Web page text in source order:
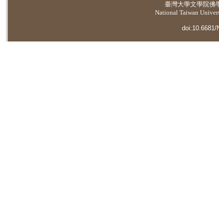
臺灣大學文學院佛
National Taiwan
doi:10.6681/